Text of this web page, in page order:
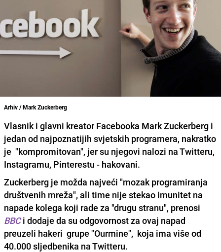
Arhiv / Mark Zuckerberg
Vlasnik i glavni kreator Facebooka Mark Zuckerberg i
jedan od najpoznatijih svjetskih programera, nakratko
je "kompromitovan", jer su njegovi nalozi na Twitteru,
Instagramu, Pinterestu - hakovani.
Zuckerberg je možda najveći "mozak programiranja
društvenih mreža", ali time nije stekao imunitet na
napade kolega koji rade za "drugu stranu", prenosi
BBCi dodaje da su odgovornost za ovaj napad
preuzeli hakeri grupe "Ourmine", koja ima više od
40.000 sljedbenika na Twitteru.